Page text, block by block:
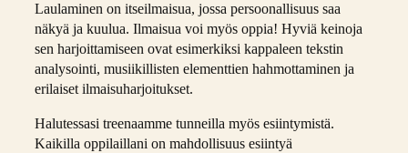
Laulaminen on itseilmaisua, jossa persoonallisuus saa
näkyä ja kuulua. Ilmaisua voi myös oppia! Hyviä keinoja
sen harjoittamiseen ovat esimerkiksi kappaleen tekstin
analysointi, musiikillisten elementtien hahmottaminen ja
erilaiset ilmaisuharjoitukset.
Halutessasi treenaamme tunneilla myös esiintymistä.
Kaikilla oppilaillani on mahdollisuus esiintyä